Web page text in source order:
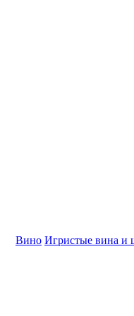
Вино Игристые вина и